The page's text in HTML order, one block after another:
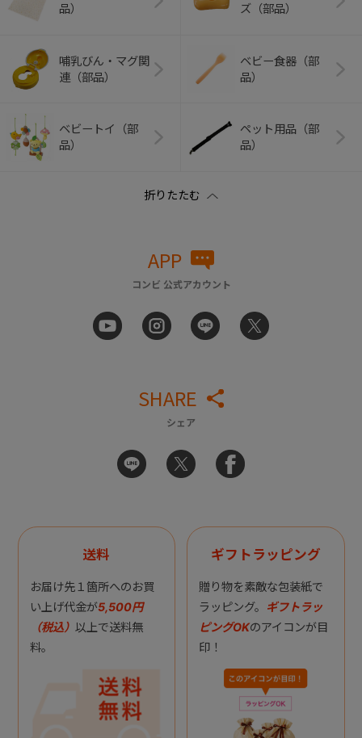
品）
ズ（部品）
哺乳びん・マグ関
連（部品）
ベビー食器（部
品）
ベビートイ（部
品）
ペット用品（部
品）
APP
コンビ 公式アカウント
SHARE
シェア
送料
お届け先１箇所へのお買
い上げ代金が5,500円
（税込） 以上で送料無
料。
ギフトラッピング
贈り物を素敵な包装紙で
ラッピング。 ギフトラッ
ピングOKのアイコンが目
印！